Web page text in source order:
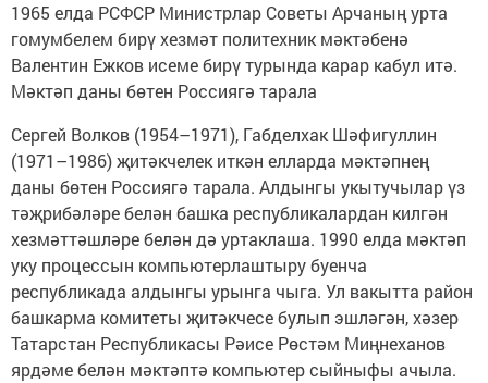
1965 елда РСФСР Министрлар Советы Арчаның урта
гомумбелем бирү хезмәт политехник мәктәбенә
Валентин Ежков исеме бирү турында карар кабул итә.
Мәктәп даны бөтен Россиягә тарала
Сергей Волков (1954–1971), Габделхак Шәфигуллин
(1971–1986) җитәкчелек иткән елларда мәктәпнең
даны бөтен Россиягә тарала. Алдынгы укытучылар үз
тәҗрибәләре белән башка республикалардан килгән
хезмәттәшләре белән дә уртаклаша. 1990 елда мәктәп
уку процессын компьютерлаштыру буенча
республикада алдынгы урынга чыга. Ул вакытта район
башкарма комитеты җитәкчесе булып эшләгән, хәзер
Татарстан Республикасы Рәисе Рөстәм Миңнеханов
ярдәме белән мәктәптә компьютер сыйныфы ачыла.